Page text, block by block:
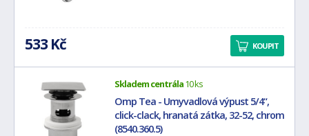
533 Kč KOUPIT
Skladem centrála10 ks
Omp Tea - Umyvadlová výpust 5/4“,
click-clack, hranatá zátka, 32-52, chrom
(8540.360.5)